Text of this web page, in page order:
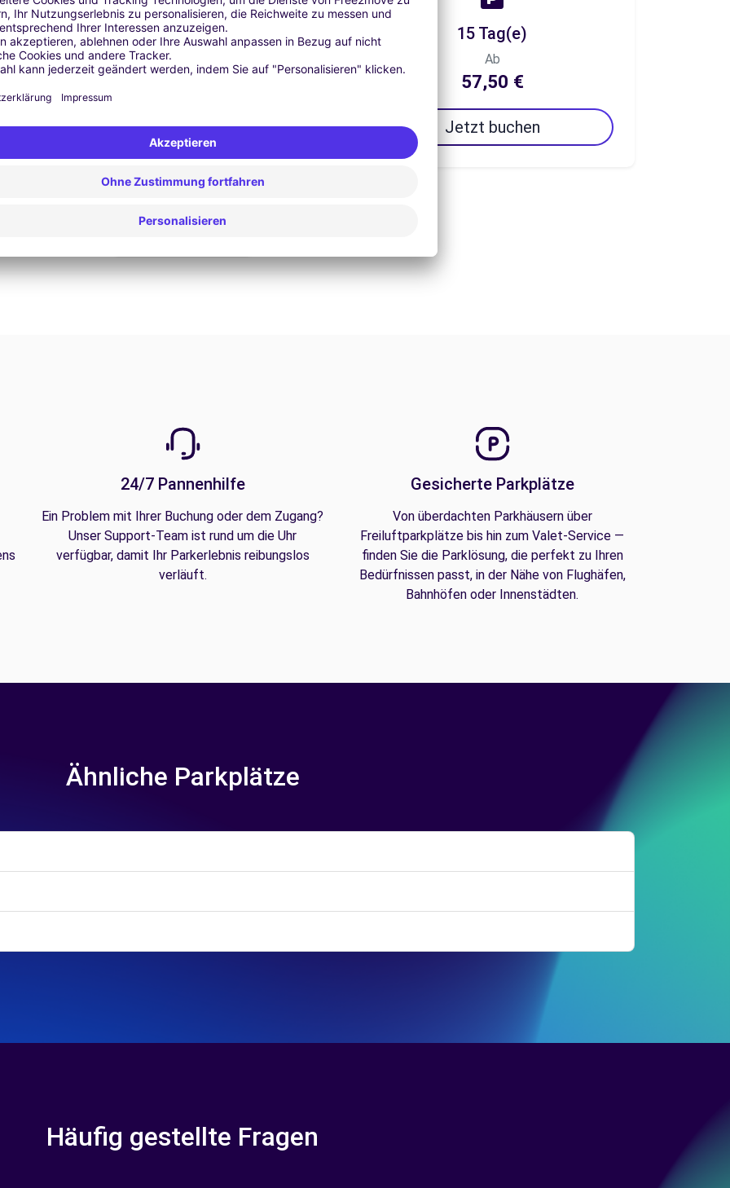
7 Tag(e)
40,83 €
Jetzt buchen
15 Tag(e)
Ab
57,50 €
Jetzt buchen
24/7 Pannenhilfe
Ein Problem mit Ihrer Buchung oder dem Zugang?
Unser Support-Team ist rund um die Uhr
verfügbar, damit Ihr Parkerlebnis reibungslos
verläuft.
Gesicherte Parkplätze
Von überdachten Parkhäusern über
Freiluftparkplätze bis hin zum Valet-Service —
finden Sie die Parklösung, die perfekt zu Ihren
Bedürfnissen passt, in der Nähe von Flughäfen,
Bahnhöfen oder Innenstädten.
Ähnliche Parkplätze
Häufig gestellte Fragen